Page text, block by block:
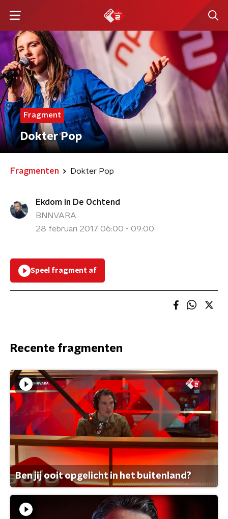
Fragment
Dokter Pop
Fragmenten Dokter Pop
Ekdom In De Ochtend
BNNVARA
28 februari 2017 06:00 - 09:00
Speel fragment af
Recente fragmenten
Ben jij ooit opgelicht in het buitenland?